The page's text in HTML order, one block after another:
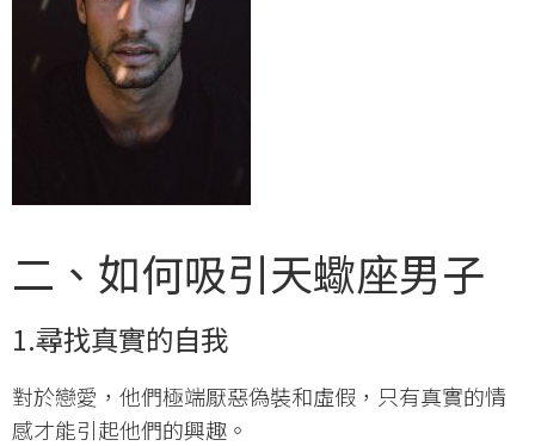
二、如何吸引天蠍座男子
1.尋找真實的自我
對於戀愛，他們極端厭惡偽裝和虛假，只有真實的情
感才能引起他們的興趣。